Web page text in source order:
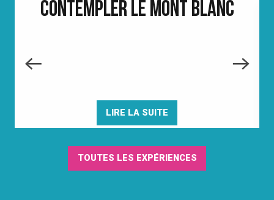
CONTEMPLER LE MONT BLANC
LIRE LA SUITE
TOUTES LES EXPÉRIENCES